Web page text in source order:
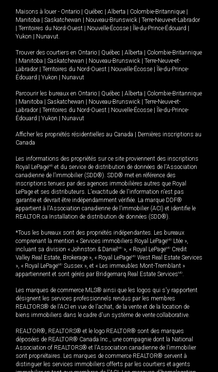
Maisons à louer - Ontario Québec Alberta Colombie-Britannique
Manitoba
Saskatchewan Nouveau-Brunswick
Terre-Neuve-et-Labrador
Territoires du Nord-Ouest Nouvelle-Écosse Île-du-Prince-Édouard
Yukon
Nunavut.
Trouver des courtiers en Ontario Québec Alberta
Colombie-Britannique
Manitoba Saskatchewan Nouveau-Brunswick
Terre-Neuve-et-
Labrador
Territoires du Nord-Ouest Nouvelle-Écosse
Île-du-Prince-
Édouard
Yukon Nunavut
Parcourir les bureaux en Ontario Québec Alberta
Colombie-Britannique
Manitoba Saskatchewan Nouveau-Brunswick
Terre-Neuve-et-
Labrador
Territoires du Nord-Ouest Nouvelle-Écosse
Île-du-Prince-
Édouard
Yukon Nunavut
Afficher les propriétés résidentielles au Canada
Dernières inscriptions au
Canada
Les informations des propriétés sur ce site proviennent des inscriptions
Royal LePageMD et du service de distribution de données de l'Association
canadienne de l’immobilier (SDD®). SDD® met en référence des
inscriptions tenues par des agences immobilières autres que Royal
LePage et ses distributeurs. L'exactitude de l'information n'est pas
garantie et devrait être indépendamment vérifiée. La marque DDF®
appartient à l'Association canadienne de l’immobilier (ACI) et identifie le
REALTOR.ca Installation de distribution de données (SDD®).
*Tous les bureaux sont des propriétés indépendantes. Les bureaux
comprenant la mention « Services immobiliers Royal LePageMD Ltée »,
incluant sa division « Johnston & Daniel MD », « Royal LePageMD Credit
Valley Real Estate, Brokerage », « Royal LePageMD West Real Estate Services
», « Royal LePageMD Sussex », et « Les immeubles Mont-Tremblant »
appartiennent et sont gérés par Bridgemarq Real Estate ServicesMD.
Les marques de commerce MLS® ainsi que les logos qui s'y rapportent
désignent les services professionnels rendus par les membres
REALTORS® de l'ACI en vue de l'achat, de la vente et de la location de
biens immobiliers dans le cadre d'un système de vente collaborative.
REALTOR®, REALTORS® et le logo REALTOR® sont des marques
déposées de REALTOR® Canada Inc., une compagnie dont la National
Association of REALTORS® et l'Association canadienne de l’immobilier
sont propriétaires. Les marques de commerce REALTOR® servent à
distinguer les services immobiliers offerts par les courtiers et agents